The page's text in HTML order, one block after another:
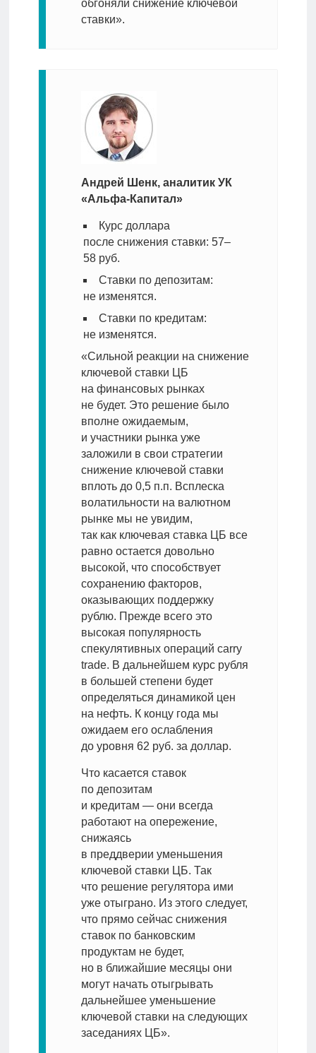
обгоняли снижение ключевой
ставки».
Андрей Шенк, аналитик УК
«Альфа-Капитал»
Курс доллара
после снижения ставки: 57–
58 руб.
Ставки по депозитам:
не изменятся.
Ставки по кредитам:
не изменятся.
«Сильной реакции на снижение
ключевой ставки ЦБ
на финансовых рынках
не будет. Это решение было
вполне ожидаемым,
и участники рынка уже
заложили в свои стратегии
снижение ключевой ставки
вплоть до 0,5 п.п. Всплеска
волатильности на валютном
рынке мы не увидим,
так как ключевая ставка ЦБ все
равно остается довольно
высокой, что способствует
сохранению факторов,
оказывающих поддержку
рублю. Прежде всего это
высокая популярность
спекулятивных операций carry
trade. В дальнейшем курс рубля
в большей степени будет
определяться динамикой цен
на нефть. К концу года мы
ожидаем его ослабления
до уровня 62 руб. за доллар.
Что касается ставок
по депозитам
и кредитам — они всегда
работают на опережение,
снижаясь
в преддверии уменьшения
ключевой ставки ЦБ. Так
что решение​ регулятора ими
уже отыграно. Из этого следует,
что прямо сейчас снижения
ставок по банковским
продуктам не будет,
но в ближайшие месяцы они
могут начать отыгрывать
дальнейшее уменьшение
ключевой ставки на следующих
заседаниях ЦБ».